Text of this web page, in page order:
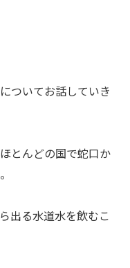
ついてお話していき
とんどの国で蛇口か
出る水道水を飲むこ